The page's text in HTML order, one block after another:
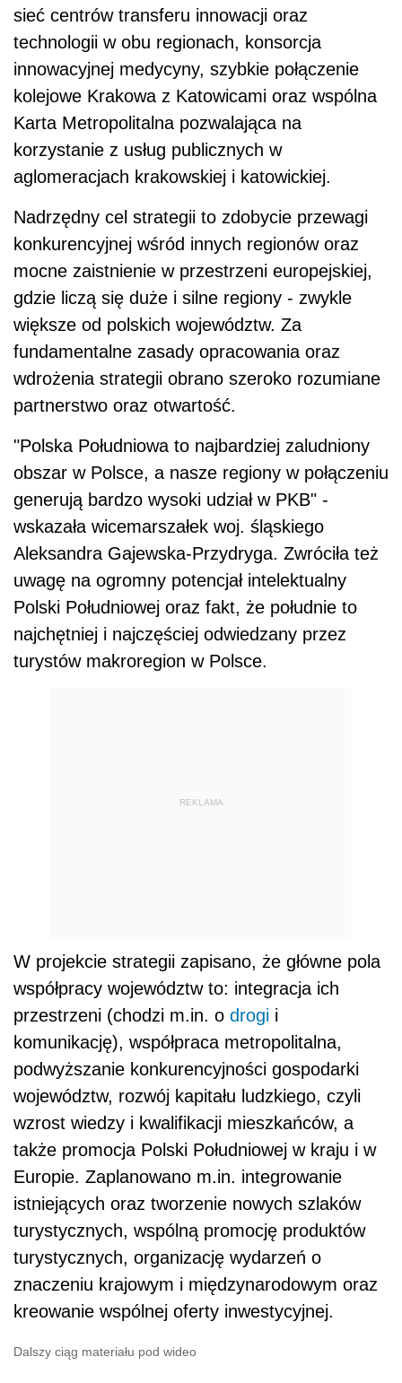
sieć centrów transferu innowacji oraz
technologii w obu regionach, konsorcja
innowacyjnej medycyny, szybkie połączenie
kolejowe Krakowa z Katowicami oraz wspólna
Karta Metropolitalna pozwalająca na
korzystanie z usług publicznych w
aglomeracjach krakowskiej i katowickiej.
Nadrzędny cel strategii to zdobycie przewagi
konkurencyjnej wśród innych regionów oraz
mocne zaistnienie w przestrzeni europejskiej,
gdzie liczą się duże i silne regiony - zwykle
większe od polskich województw. Za
fundamentalne zasady opracowania oraz
wdrożenia strategii obrano szeroko rozumiane
partnerstwo oraz otwartość.
"Polska Południowa to najbardziej zaludniony
obszar w Polsce, a nasze regiony w połączeniu
generują bardzo wysoki udział w PKB" -
wskazała wicemarszałek woj. śląskiego
Aleksandra Gajewska-Przydryga. Zwróciła też
uwagę na ogromny potencjał intelektualny
Polski Południowej oraz fakt, że południe to
najchętniej i najczęściej odwiedzany przez
turystów makroregion w Polsce.
REKLAMA
W projekcie strategii zapisano, że główne pola
współpracy województw to: integracja ich
przestrzeni (chodzi m.in. o drogi i
komunikację), współpraca metropolitalna,
podwyższanie konkurencyjności gospodarki
województw, rozwój kapitału ludzkiego, czyli
wzrost wiedzy i kwalifikacji mieszkańców, a
także promocja Polski Południowej w kraju i w
Europie. Zaplanowano m.in. integrowanie
istniejących oraz tworzenie nowych szlaków
turystycznych, wspólną promocję produktów
turystycznych, organizację wydarzeń o
znaczeniu krajowym i międzynarodowym oraz
kreowanie wspólnej oferty inwestycyjnej.
Dalszy ciąg materiału pod wideo